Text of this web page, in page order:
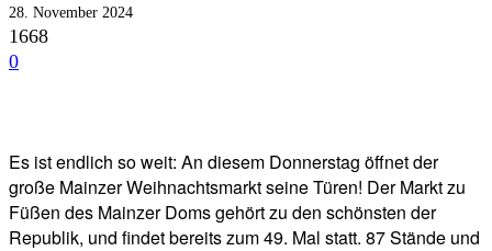
28. November 2024
1668
0
Es ist endlich so weit: An diesem Donnerstag öffnet der
große Mainzer Weihnachtsmarkt seine Türen! Der Markt zu
Füßen des Mainzer Doms gehört zu den schönsten der
Republik, und findet bereits zum 49. Mal statt. 87 Stände und